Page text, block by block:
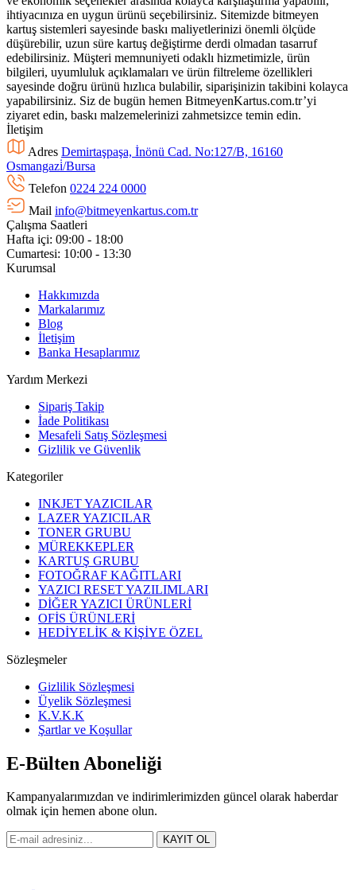
ihtiyacınıza en uygun ürünü seçebilirsiniz. Sitemizde bitmeyen
kartuş sistemleri sayesinde baskı maliyetlerinizi önemli ölçüde
düşürebilir, uzun süre kartuş değiştirme derdi olmadan tasarruf
edebilirsiniz. Müşteri memnuniyeti odaklı hizmetimizle, ürün
bilgileri, uyumluluk açıklamaları ve ürün filtreleme özellikleri
sayesinde doğru ürünü hızlıca bulabilir, siparişinizin takibini kolayca
yapabilirsiniz. Siz de bugün hemen BitmeyenKartus.com.tr’yi
ziyaret edin, baskı malzemelerinizi zahmetsizce temin edin.
İletişim
Adres Demirtaşpaşa, İnönü Cad. No:127/B, 16160
Osmangazi̇/Bursa
Telefon 0224 224 0000
Mail info@bitmeyenkartus.com.tr
Çalışma Saatleri
Hafta içi: 09:00 - 18:00
Cumartesi: 10:00 - 13:30
Kurumsal
Hakkımızda
Markalarımız
Blog
İletişim
Banka Hesaplarımız
Yardım Merkezi
Sipariş Takip
İade Politikası
Mesafeli Satış Sözleşmesi
Gizlilik ve Güvenlik
Kategoriler
INKJET YAZICILAR
LAZER YAZICILAR
TONER GRUBU
MÜREKKEPLER
KARTUŞ GRUBU
FOTOĞRAF KAĞITLARI
YAZICI RESET YAZILIMLARI
DİĞER YAZICI ÜRÜNLERİ
OFİS ÜRÜNLERİ
HEDİYELİK & KİŞİYE ÖZEL
Sözleşmeler
Gizlilik Sözleşmesi
Üyelik Sözleşmesi
K.V.K.K
Şartlar ve Koşullar
E-Bülten Aboneliği
Kampanyalarımızdan ve indirimlerimizden güncel olarak haberdar
olmak için hemen abone olun.
KAYIT OL